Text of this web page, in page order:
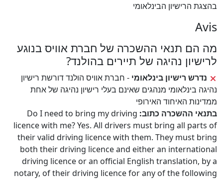
בהצגת הרישיון הבינלאומי
Avis
מה הם תנאי ההשכרה של חברת אוויס בנוגע
לרישיון נהיגה של תיירים בהולנד?
נדרש רישיון בינלאומי - חברת אוויס הולנד דורשת רישיון
נהיגה בינלאומי מנהגים שאינם בעלי רישיון נהיגה של אחת
ממדינות האיחוד האירופי
בתנאי ההשכרה כתוב: Do I need to bring my driving
licence with me? Yes. All drivers must bring all parts of
their valid driving licence with them. They must bring
both their driving licence and either an international
driving licence or an official English translation, by a
notary, of their driving licence for any of the following